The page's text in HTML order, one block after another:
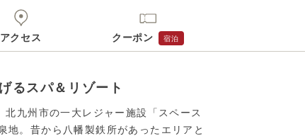
アクセス クーポン 宿泊
るスパ＆リゾート
九州市の一大レジャー施設「スペース
地。昔から八幡製鉄所があったエリアと